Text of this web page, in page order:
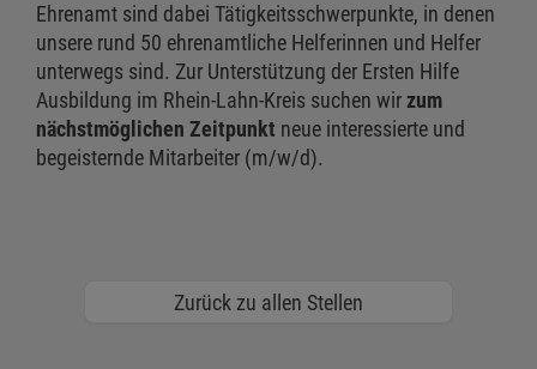
Ehrenamt sind dabei Tätigkeitsschwerpunkte, in denen
unsere rund 50 ehrenamtliche Helferinnen und Helfer
unterwegs sind. Zur Unterstützung der Ersten Hilfe
Ausbildung im Rhein-Lahn-Kreis suchen wir zum
nächstmöglichen Zeitpunkt neue interessierte und
begeisternde Mitarbeiter (m/w/d).
Zurück zu allen Stellen